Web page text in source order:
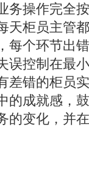
务操作完全
天柜员主管
每个环节出
误控制在最
差错的柜员
的成就感，
的变化，并